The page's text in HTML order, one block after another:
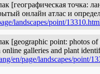
[географическая точка:
онлайн атлас и
landscapes/point/
[geographic point: photos of
online galleries and plant
en/page/landscapes/point/